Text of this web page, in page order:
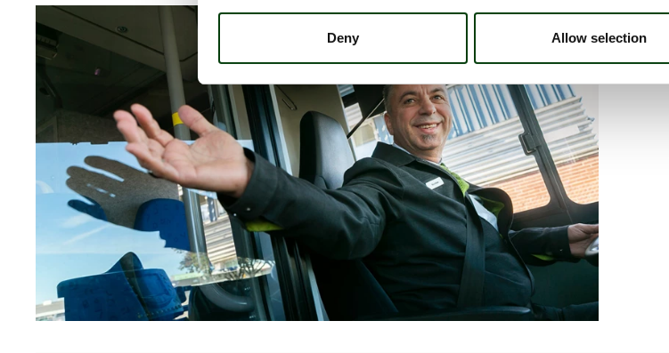
Deny Allow selection